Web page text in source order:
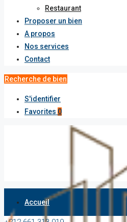
Restaurant
Proposer un bien
A propos
Nos services
Contact
Recherche de bien
S'identifier
Favorites 0
Accueil